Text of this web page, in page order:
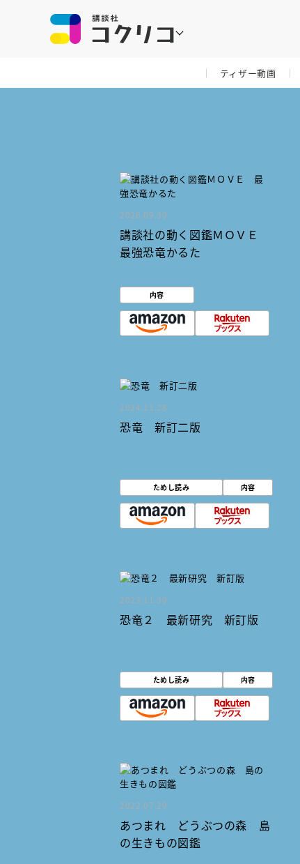
ティザー動画
2026.09.30
講談社の動く図鑑ＭＯＶＥ
最強恐竜かるた
内容
2024.11.28
恐竜 新訂二版
ためし読み 内容
2023.11.30
恐竜２ 最新研究 新訂版
ためし読み 内容
2022.07.29
あつまれ どうぶつの森 島
の生きもの図鑑